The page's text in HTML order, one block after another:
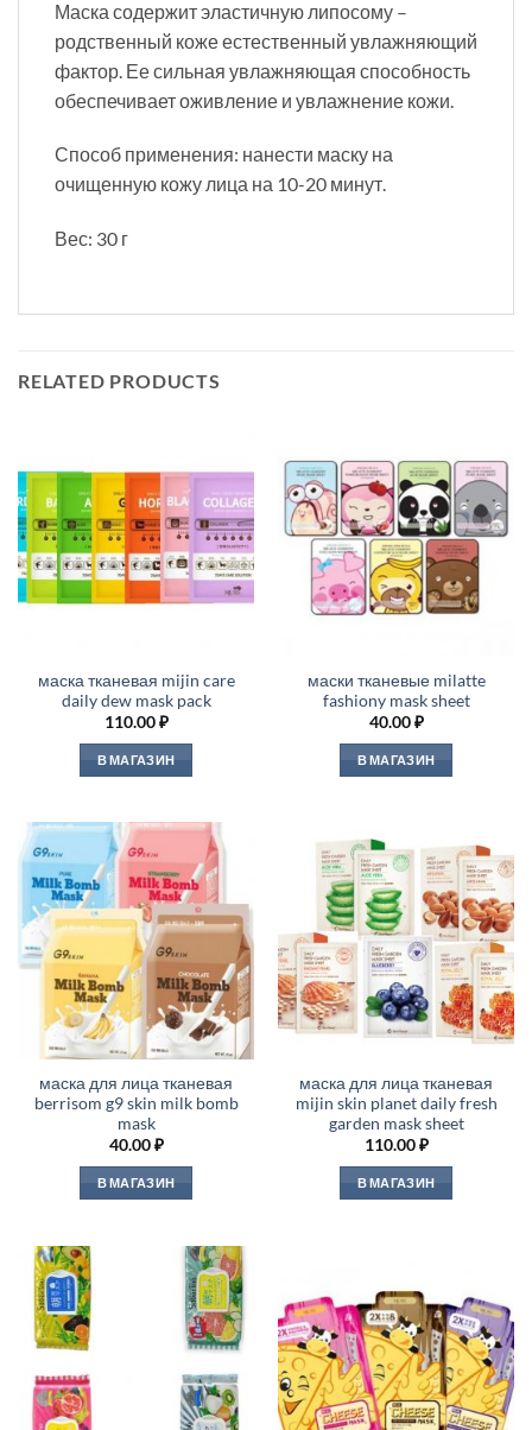
Маска содержит эластичную липосому –
родственный коже естественный увлажняющий
фактор. Ее сильная увлажняющая способность
обеспечивает оживление и увлажнение кожи.
Способ применения: нанести маску на
очищенную кожу лица на 10-20 минут.
Вес: 30 г
RELATED PRODUCTS
маска тканевая mijin care
daily dew mask pack
110.00₽
В МАГАЗИН
маски тканевые milatte
fashiony mask sheet
40.00₽
В МАГАЗИН
маска для лица тканевая
berrisom g9 skin milk bomb
mask
40.00₽
В МАГАЗИН
маска для лица тканевая
mijin skin planet daily fresh
garden mask sheet
110.00₽
В МАГАЗИН